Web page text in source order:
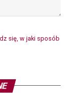
się, w jaki sposób